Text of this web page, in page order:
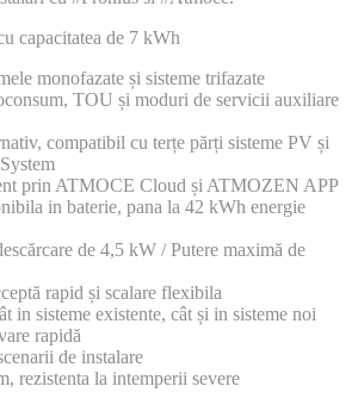
capacitatea de 7 kWh
monofazate și sisteme trifazate
TOU și moduri de servicii auxiliare
compatibil cu terțe părți sisteme PV și
prin ATMOCE Cloud și ATMOZEN APP
in baterie, pana la 42 kWh energie
de 4,5 kW / Putere maximă de
rapid și scalare flexibila
in sisteme existente, cât și in sisteme noi
rapidă
de instalare
rezistenta la intemperii severe